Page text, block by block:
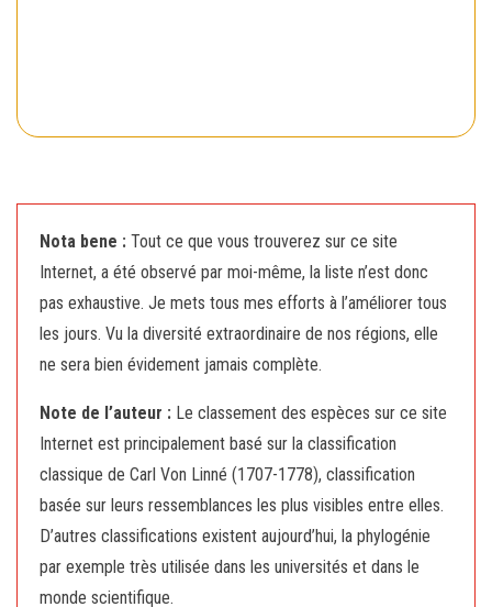
Nota bene : Tout ce que vous trouverez sur ce site
Internet, a été observé par moi-même, la liste n’est donc
pas exhaustive. Je mets tous mes efforts à l’améliorer tous
les jours. Vu la diversité extraordinaire de nos régions, elle
ne sera bien évidement jamais complète.
Note de l’auteur : Le classement des espèces sur ce site
Internet est principalement basé sur la classification
classique de Carl Von Linné (1707-1778), classification
basée sur leurs ressemblances les plus visibles entre elles.
D’autres classifications existent aujourd’hui, la phylogénie
par exemple très utilisée dans les universités et dans le
monde scientifique.